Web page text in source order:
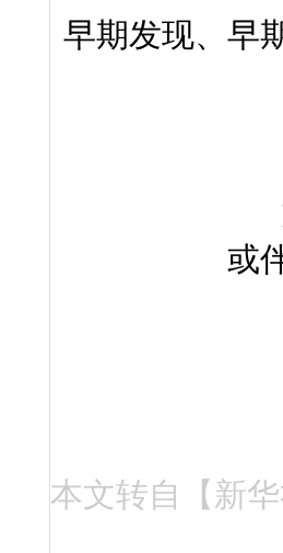
早期发现、早
或
本文转自【新